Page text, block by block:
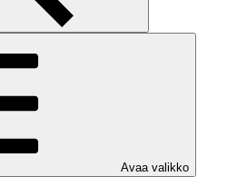
Avaa valikko